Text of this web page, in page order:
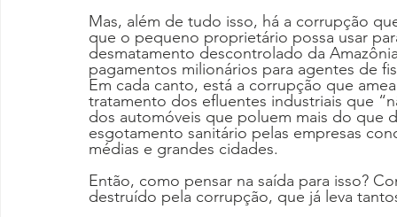
Mas, além de tudo isso, há a corrupção
que o pequeno proprietário possa usar
desmatamento descontrolado da
pagamentos milionários para agentes de
Em cada canto, está a corrupção que
tratamento dos efluentes industriais que
dos automóveis que poluem mais do que
esgotamento sanitário pelas empresas
médias e grandes cidades.
Então, como pensar na saída para isso?
destruído pela corrupção, que já leva